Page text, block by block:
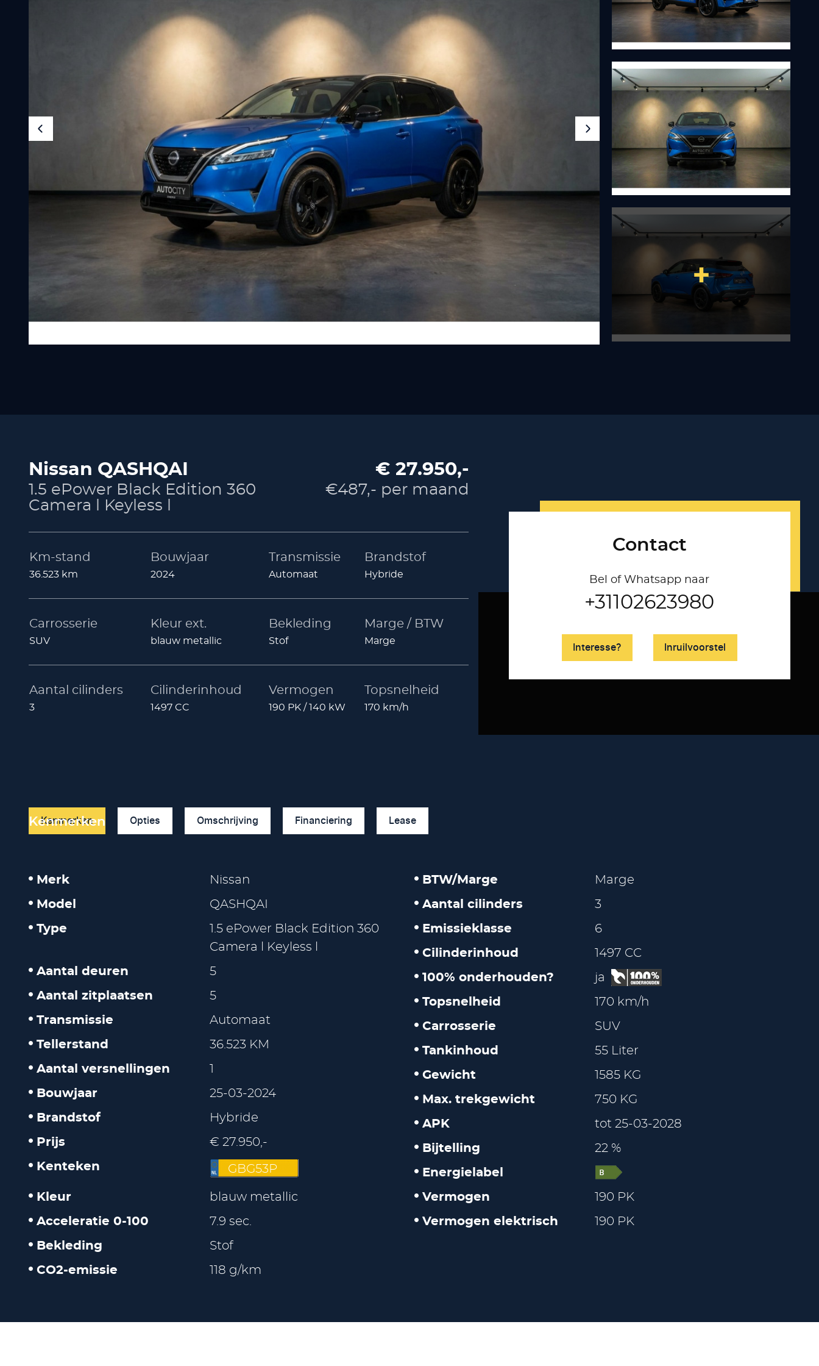
Nissan QASHQAI
1.5 ePower Black Edition 360
Camera l Keyless l
€ 27.950,-
€487,- per maand
Km-stand
36.523 km
Bouwjaar
2024
Transmissie
Automaat
Brandstof
Hybride
Carrosserie
SUV
Kleur ext.
blauw metallic
Bekleding
Stof
Marge / BTW
Marge
Aantal cilinders
3
Cilinderinhoud
1497 CC
Vermogen
190 PK / 140 kW
Topsnelheid
170 km/h
Contact
Bel of Whatsapp naar
+31102623980
Interesse? Inruilvoorstel
Kenmerken Opties Omschrijving Financiering Lease
Kenmerken
Merk
Nissan
Model
QASHQAI
Type
1.5 ePower Black Edition 360
Camera l Keyless l
Aantal deuren
5
Aantal zitplaatsen
5
Transmissie
Automaat
Tellerstand
36.523 KM
Aantal versnellingen
1
Bouwjaar
25-03-2024
Brandstof
Hybride
Prijs
€ 27.950,-
Kenteken
GBG53P
Kleur
blauw metallic
Acceleratie 0-100
7.9 sec.
Bekleding
Stof
CO2-emissie
118 g/km
BTW/Marge
Marge
Aantal cilinders
3
Emissieklasse
6
Cilinderinhoud
1497 CC
100% onderhouden?
ja
Topsnelheid
170 km/h
Carrosserie
SUV
Tankinhoud
55 Liter
Gewicht
1585 KG
Max. trekgewicht
750 KG
APK
tot 25-03-2028
Bijtelling
22 %
Energielabel
Vermogen
190 PK
Vermogen elektrisch
190 PK